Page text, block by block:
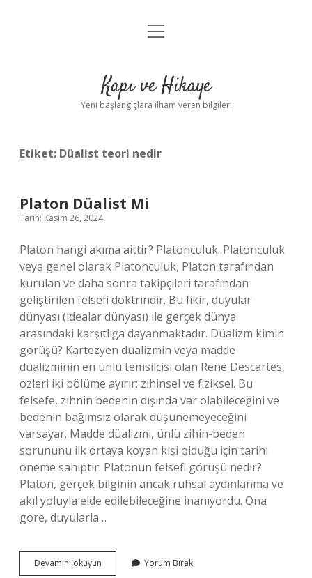
Anasayfa
Yasal Uyarı
menüyü
Kapı ve Hikaye
Yeni başlangıçlara ilham veren bilgiler!
Etiket: Düalist teori nedir
Platon Düalist Mi
Tarih: Kasım 26, 2024
Platon hangi akıma aittir? Platonculuk. Platonculuk
veya genel olarak Platonculuk, Platon tarafından
kurulan ve daha sonra takipçileri tarafından
geliştirilen felsefi doktrindir. Bu fikir, duyular
dünyası (idealar dünyası) ile gerçek dünya
arasındaki karşıtlığa dayanmaktadır. Düalizm kimin
görüşü? Kartezyen düalizmin veya madde
düalizminin en ünlü temsilcisi olan René Descartes,
özleri iki bölüme ayırır: zihinsel ve fiziksel. Bu
felsefe, zihnin bedenin dışında var olabileceğini ve
bedenin bağımsız olarak düşünemeyeceğini
varsayar. Madde düalizmi, ünlü zihin-beden
sorununu ilk ortaya koyan kişi olduğu için tarihi
öneme sahiptir. Platonun felsefi görüşü nedir?
Platon, gerçek bilginin ancak ruhsal aydınlanma ve
akıl yoluyla elde edilebileceğine inanıyordu. Ona
göre, duyularla…
Devamını okuyun
Düalist
Yorum Bırak